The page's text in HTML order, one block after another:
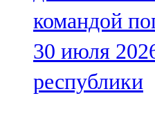
105,5 FM
командой
30 июля
республики